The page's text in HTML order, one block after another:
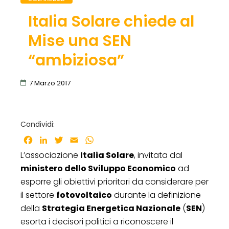
Italia Solare chiede al
Mise una SEN
“ambiziosa”
7 Marzo 2017
Condividi:
Facebook
LinkedInTwitter
Email
L’associazione Italia Solare, invitata dal
ministero dello Sviluppo Economico ad
esporre gli obiettivi prioritari da considerare per
il settore fotovoltaico durante la definizione
della Strategia Energetica Nazionale (SEN)
esorta i decisori politici a riconoscere il